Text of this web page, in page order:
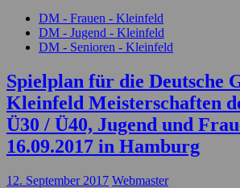
DM - Frauen - Kleinfeld
DM - Jugend - Kleinfeld
DM - Senioren - Kleinfeld
Spielplan für die Deutsche
Kleinfeld Meisterschaften
Ü30 / Ü40, Jugend und
16.09.2017 in Hamburg
12. September 2017 Webmaster